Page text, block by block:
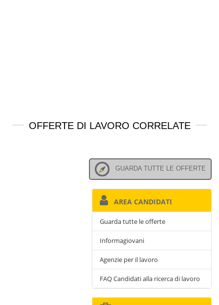
OFFERTE DI LAVORO CORRELATE
GUARDA TUTTE LE OFFERTE
AREA CANDIDATI
Guarda tutte le offerte
Informagiovani
Agenzie per il lavoro
FAQ Candidati alla ricerca di lavoro